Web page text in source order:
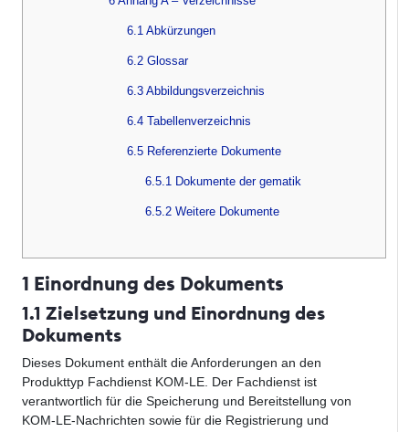
6.1 Abkürzungen
6.2 Glossar
6.3 Abbildungsverzeichnis
6.4 Tabellenverzeichnis
6.5 Referenzierte Dokumente
6.5.1 Dokumente der gematik
6.5.2 Weitere Dokumente
1 Einordnung des Dokuments
1.1 Zielsetzung und Einordnung des
Dokuments
Dieses Dokument enthält die Anforderungen an den
Produkttyp Fachdienst KOM-LE. Der Fachdienst ist
verantwortlich für die Speicherung und Bereitstellung von
KOM-LE-Nachrichten sowie für die Registrierung und